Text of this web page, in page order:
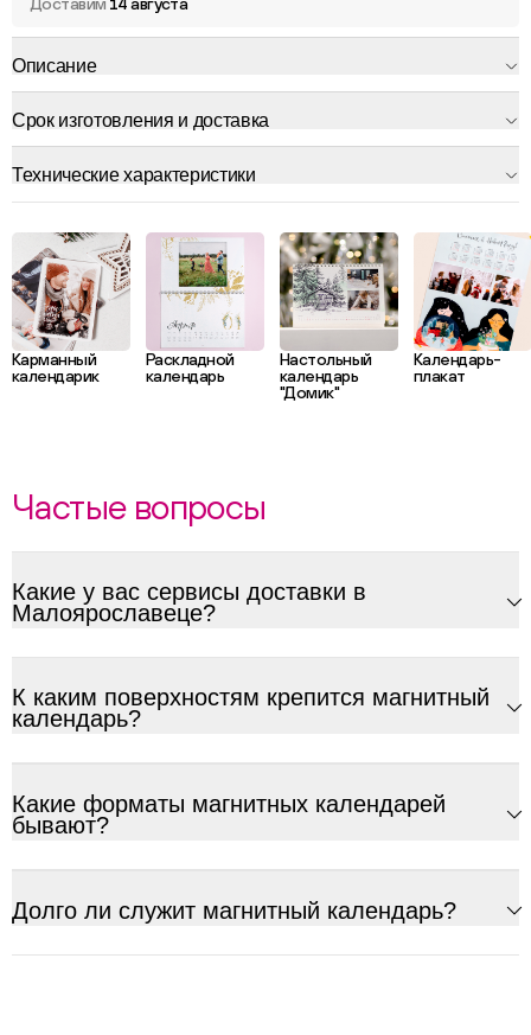
Описание
Срок изготовления и доставка
Технические характеристики
Карманный
календарик
Раскладной
календарь
Настольный
календарь
"Домик"
Календарь-
плакат
Частые вопросы
Какие у вас сервисы доставки в
Малоярославеце?
К каким поверхностям крепится магнитный
календарь?
Какие форматы магнитных календарей
бывают?
Долго ли служит магнитный календарь?